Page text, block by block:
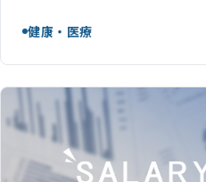
健康・医療